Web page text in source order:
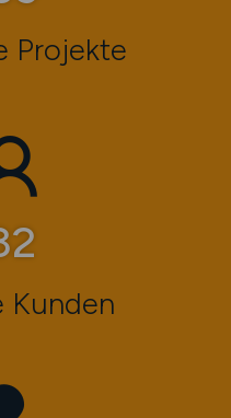
Projekte
Kunden